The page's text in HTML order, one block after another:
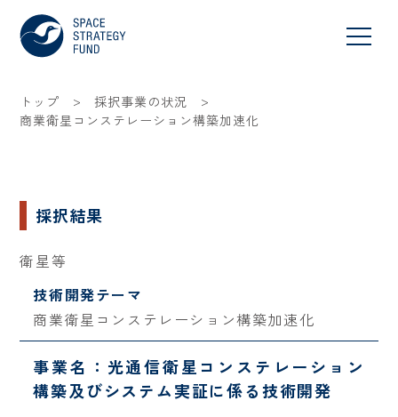
トップ > 採択事業の状況 >
商業衛星コンステレーション構築加速化
採択結果
衛星等
技術開発テーマ
商業衛星コンステレーション構築加速化
事業名：光通信衛星コンステレーション
構築及びシステム実証に係る技術開発